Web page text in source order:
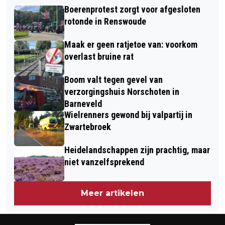
LUNETTEN EN VEENENDAAL
UITGESTELD VANWEGE EXTREME
WARMTE
GAAT DOOR OP DE KOEWEI
Boerenprotest zorgt voor afgesloten
rotonde in Renswoude
Maak er geen ratjetoe van: voorkom
overlast bruine rat
Boom valt tegen gevel van
verzorgingshuis Norschoten in
Barneveld
Wielrenners gewond bij valpartij in
Zwartebroek
Heidelandschappen zijn prachtig, maar
niet vanzelfsprekend
Meer artikelen